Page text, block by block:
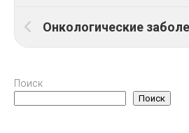
Поиск
Поиск